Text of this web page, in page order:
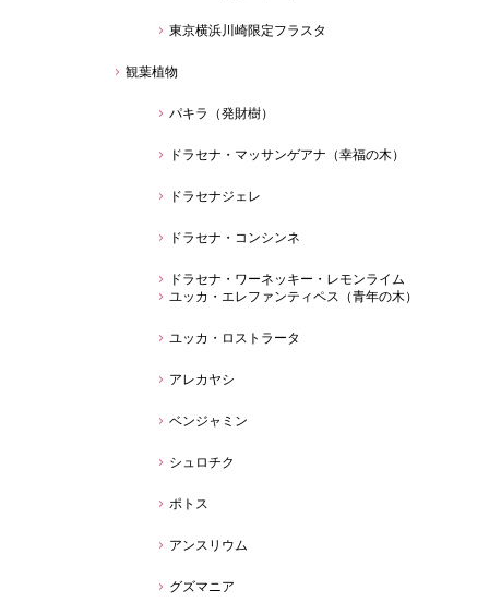
東京横浜川崎限定フラスタ
観葉植物
パキラ（発財樹）
ドラセナ・マッサンゲアナ（幸福の木）
ドラセナジェレ
ドラセナ・コンシンネ
ドラセナ・ワーネッキー・レモンライム
ユッカ・エレファンティペス（青年の木）
ユッカ・ロストラータ
アレカヤシ
ベンジャミン
シュロチク
ポトス
アンスリウム
グズマニア